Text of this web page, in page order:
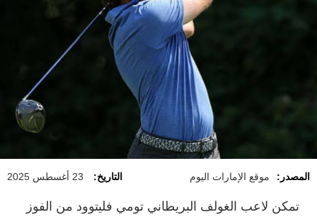
المصدر: موقع الإمارات اليوم التاريخ: 23 أغسطس 2025
تمكن لاعب الغولف البريطاني تومي فليتوود من الفوز